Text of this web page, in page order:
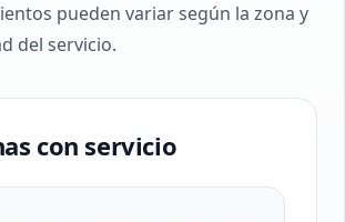
pueden variar según la zona y
del servicio.
con servicio